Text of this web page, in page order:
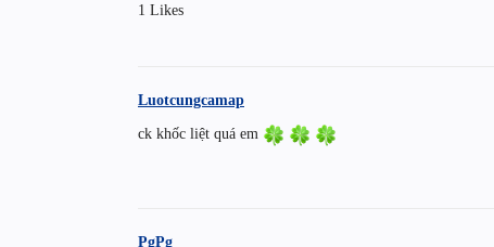
1 Likes
Luotcungcamap
ck khốc liệt quá em
PgPg